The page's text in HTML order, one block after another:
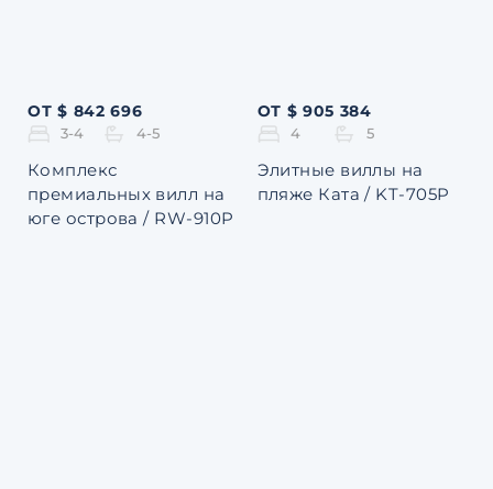
ОТ $ 842 696
3-4 4-5
Комплекс
премиальных вилл на
юге острова / RW-910P
ОТ $ 905 384
4 5
Элитные виллы на
пляже Ката / KT-705P